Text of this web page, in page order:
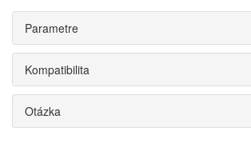
Parametre
Kompatibilita
Otázka